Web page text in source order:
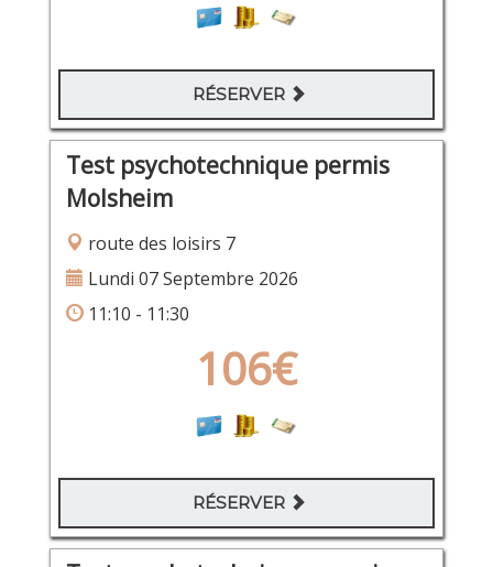
RÉSERVER
Test psychotechnique permis
Molsheim
route des loisirs 7
Lundi 07 Septembre 2026
11:10 - 11:30
106€
RÉSERVER